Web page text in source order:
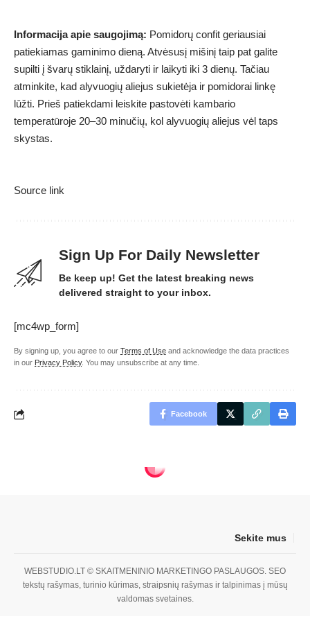
Informacija apie saugojimą: Pomidorų confit geriausiai
patiekiamas gaminimo dieną. Atvėsusį mišinį taip pat galite
supilti į švarų stiklainį, uždaryti ir laikyti iki 3 dienų. Tačiau
atminkite, kad alyvuogių aliejus sukietėja ir pomidorai linkę
lūžti. Prieš patiekdami leiskite pastovėti kambario
temperatūroje 20–30 minučių, kol alyvuogių aliejus vėl taps
skystas.
Source link
Sign Up For Daily Newsletter
Be keep up! Get the latest breaking news
delivered straight to your inbox.
[mc4wp_form]
By signing up, you agree to our Terms of Use and acknowledge the data practices
in our Privacy Policy. You may unsubscribe at any time.
Facebook
Sekite mus
WEBSTUDIO.LT © SKAITMENINIO MARKETINGO PASLAUGOS. SEO
tekstų rašymas, turinio kūrimas, straipsnių rašymas ir talpinimas į mūsų
valdomas svetaines.